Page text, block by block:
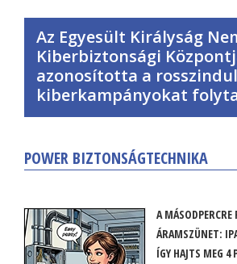
Az Egyesült Királyság
Kiberbiztonsági
azonosította a
kiberkampányokat
POWER BIZTONSÁGTECHNIKA
A MÁSODPERCRE
ÁRAMSZÜNET:
ÍGY HAJTS MEG 4